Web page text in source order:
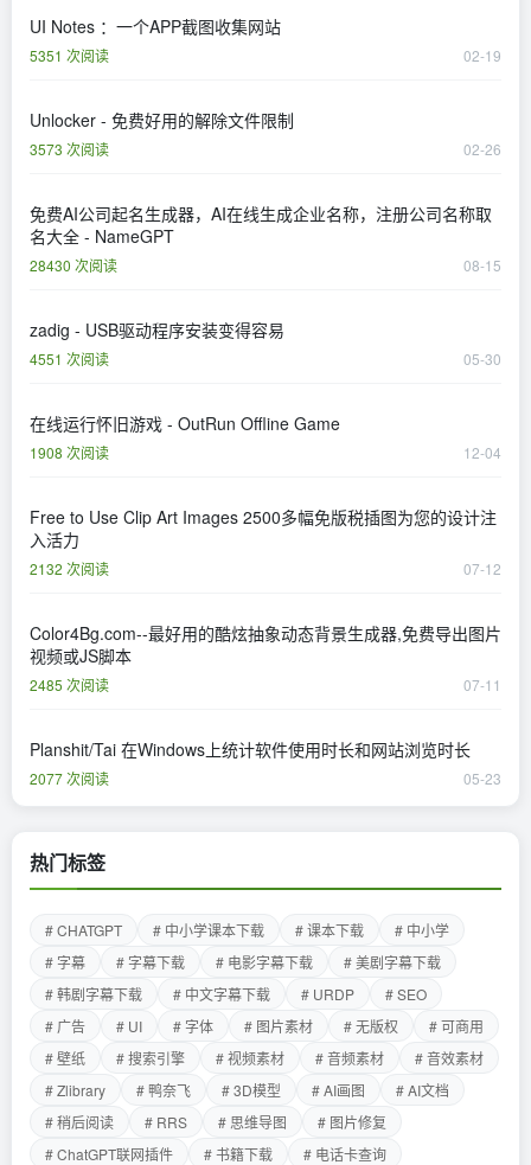
UI Notes ：一个APP截图收集网站
5351 次阅读 02-19
Unlocker - 免费好用的解除文件限制
3573 次阅读 02-26
免费AI公司起名生成器，AI在线生成企业名称，注册公司名称取
名大全 - NameGPT
28430 次阅读 08-15
zadig - USB驱动程序安装变得容易
4551 次阅读 05-30
在线运行怀旧游戏 - OutRun Offline Game
1908 次阅读 12-04
Free to Use Clip Art Images 2500多幅免版税插图为您的设计注
入活力
2132 次阅读 07-12
Color4Bg.com--最好用的酷炫抽象动态背景生成器,免费导出图片
视频或JS脚本
2485 次阅读 07-11
Planshit/Tai 在Windows上统计软件使用时长和网站浏览时长
2077 次阅读 05-23
热门标签
# CHATGPT # 中小学课本下载 # 课本下载
# 中小学
# 字幕
# 字幕下载 # 电影字幕下载
# 美剧字幕下载
# 韩剧字幕下载
# 中文字幕下载 # URDP
# SEO
# 广告
# UI # 字体 # 图片素材 # 无版权
# 可商用
# 壁纸
# 搜索引擎 # 视频素材 # 音频素材
# 音效素材
# Zlibrary
# 鸭奈飞 # 3D模型 # AI画图
# AI文档
# 稍后阅读
# RRS # 思维导图
# 图片修复
# ChatGPT联网插件
# 书籍下载 # 电话卡查询